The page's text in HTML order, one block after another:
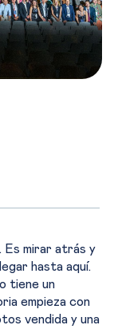
Es mirar atrás y
hasta aquí.
tiene un
empieza con
vendida y una